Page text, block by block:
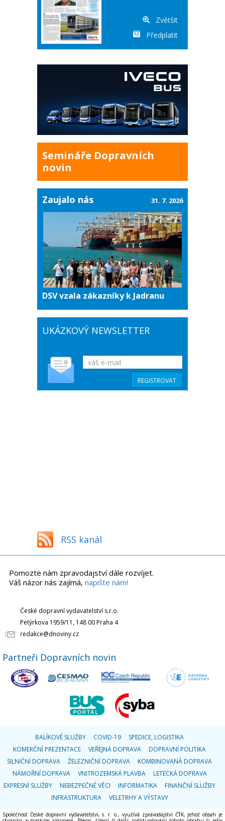
Zvětšit
Předplatit
Semináře Dopravních
novin
Zaujalo nás
DSV vzala zákazníky k Jadranu
31. 7. 2026
UKÁZKOVÝ NEWSLETTER
RSS kanál
Pomozte nám zpravodajství dále rozvíjet.
Váš názor nás zajímá, napište nám!
České dopravní vydavatelství s.r.o.
Petýrkova 1959/11, 148 00 Praha 4
redakce@dnoviny.cz
Partneři Dopravních novin
BALÍKOVÉ SLUŽBY COVID-19
SPEDICE, LOGISTIKA
KOMERČNÍ PREZENTACE
VEŘEJNÁ DOPRAVA
DOPRAVNÍ POLITIKA
SILNIČNÍ DOPRAVA
ŽELEZNIČNÍ DOPRAVA
KOMBINOVANÁ DOPRAVA
NÁMOŘNÍ DOPRAVA
VNITROZEMSKÁ PLAVBA
LETECKÁ DOPRAVA
EXPRESNÍ SLUŽBY
NEBEZPEČNÉ VĚCI INFORMATIKA
FINANČNÍ SLUŽBY
INFRASTRUKTURA
VELETRHY A VÝSTAVY
Společnost České dopravní vydavatelství, s. r. o., využívá zpravodajství ČTK, jehož obsah je